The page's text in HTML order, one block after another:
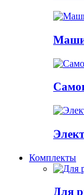
Комплекты
Для